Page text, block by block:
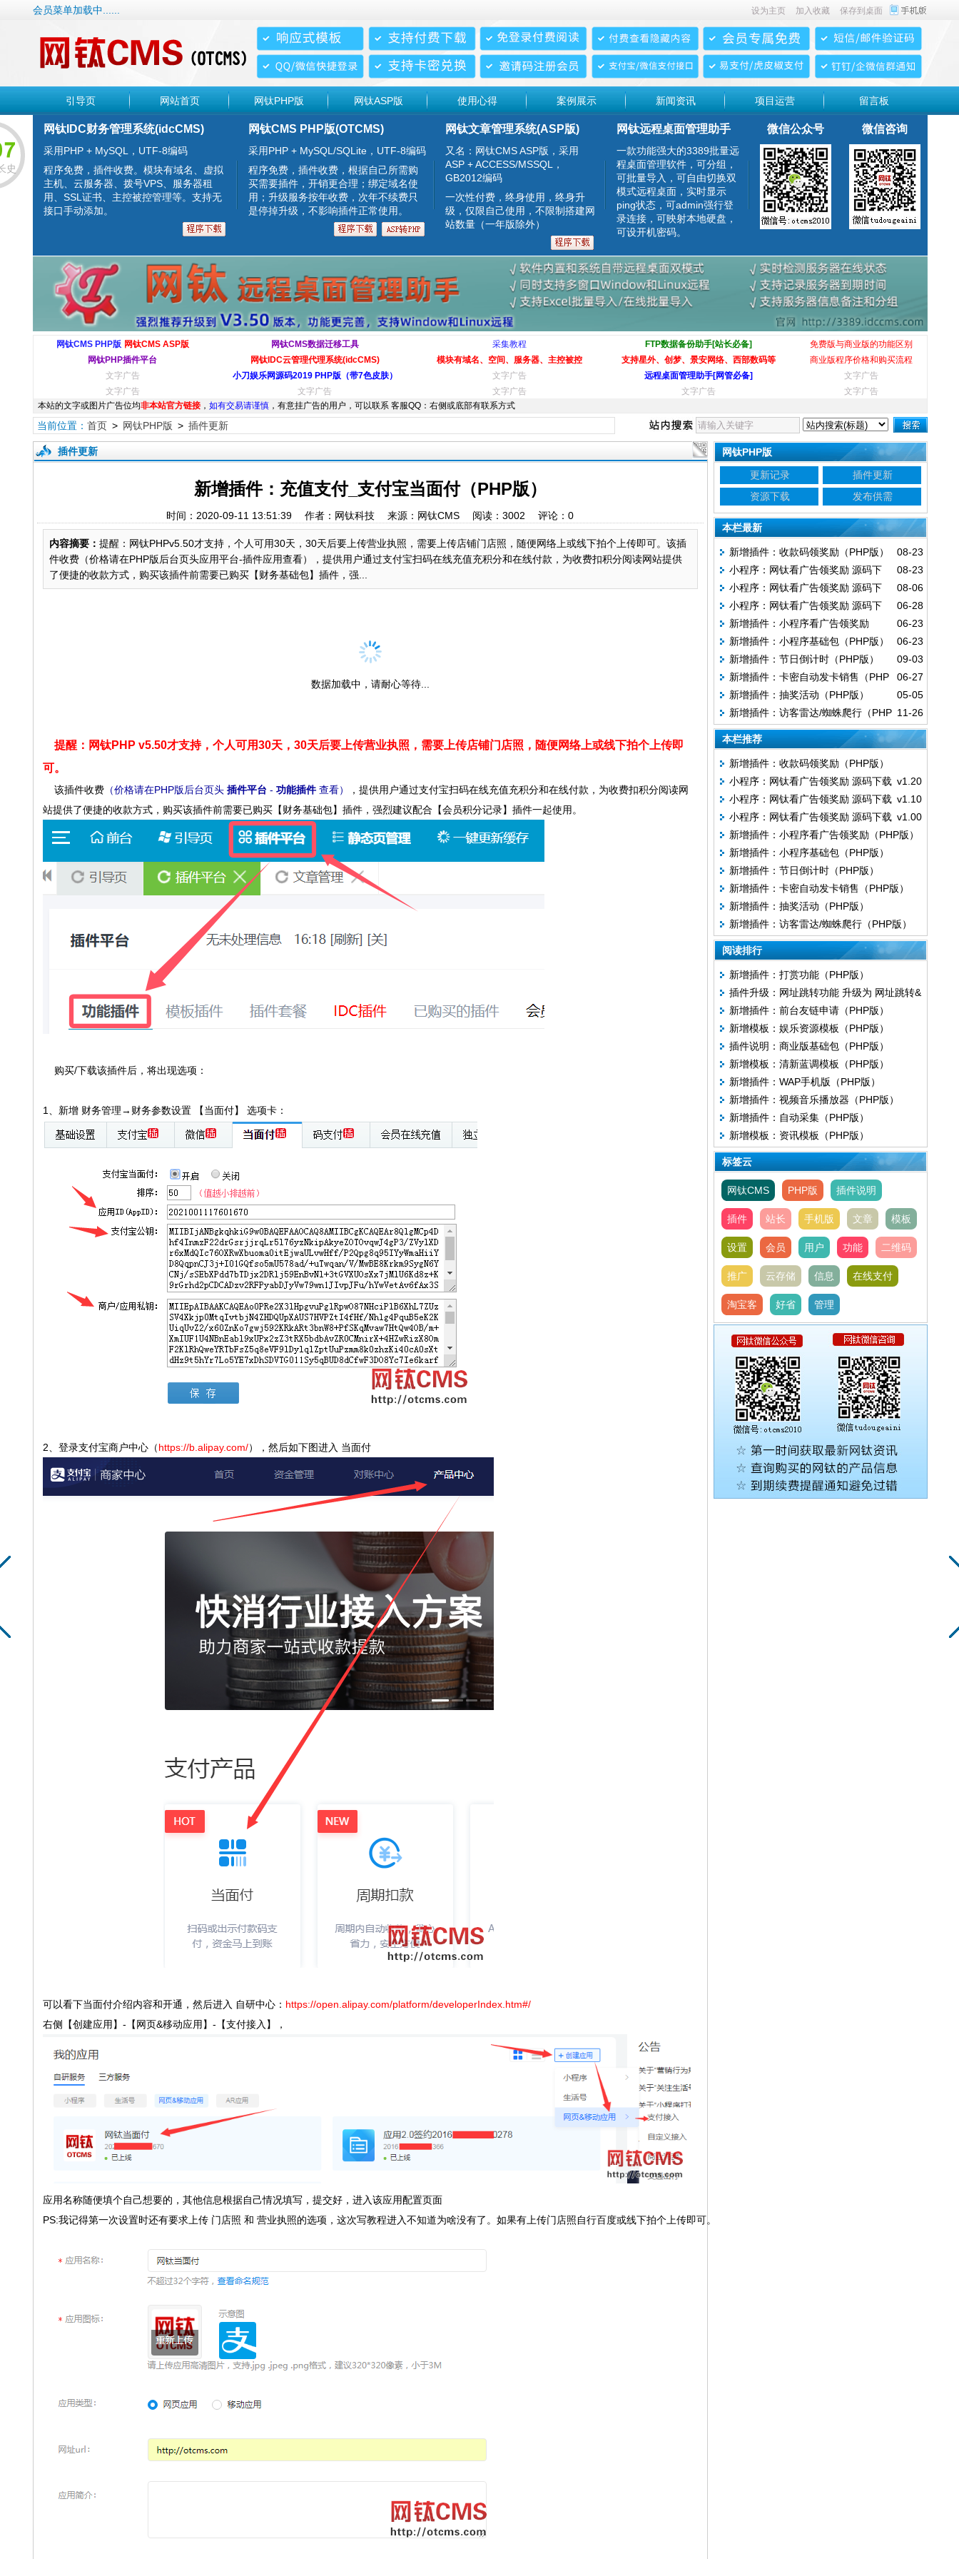
会员菜单加载中...... 设为主页 加入收藏 保存到桌面
引导页 网站首页 网钛PHP版 网钛ASP版 使用心得 案例展示 新闻资讯 项目运营 留言板
网钛IDC财务管理系统(idcCMS)
采用PHP + MySQL，UTF-8编码
程序免费，插件收费。模块有域名、虚拟
主机、云服务器、拨号VPS、服务器租
用、SSL证书、主控被控管理等。支持无
接口手动添加。
网钛CMS PHP版(OTCMS)
采用PHP + MySQL/SQLite，UTF-8编码
程序免费，插件收费，根据自己所需购
买需要插件，开销更合理；绑定域名使
用；升级服务按年收费，次年不续费只
是停掉升级，不影响插件正常使用。
网钛文章管理系统(ASP版)
又名：网钛CMS ASP版，采用
ASP + ACCESS/MSSQL，
GB2012编码
一次性付费，终身使用，终身升
级，仅限自己使用，不限制搭建网
站数量（一年版除外）
网钛远程桌面管理助手
一款功能强大的3389批量远
程桌面管理软件，可分组，
可批量导入，可自由切换双
模式远程桌面，实时显示
ping状态，可admin强行登
录连接，可映射本地硬盘，
可设开机密码。
微信公众号 微信咨询
网钛CMS PHP版 网钛CMS ASP版 网钛CMS数据迁移工具 采集教程 FTP数据备份助手[站长必备]
免费版与商业版的功能区别
网钛PHP插件平台
网钛IDC云管理代理系统(idcCMS) 模块有域名、空间、服务器、主控被控 支持星外、创梦、景安网络、西部数码等
商业版程序价格和购买流程
文字广告
小刀娱乐网源码2019 PHP版（带7色皮肤） 文字广告 远程桌面管理助手[网管必备]
文字广告
文字广告
文字广告 文字广告 文字广告
文字广告
本站的文字或图片广告位均非本站官方链接， 如有交易请谨慎，有意挂广告的用户，可以联系 客服QQ：右侧或底部有联系方式
当前位置： 首页> 网钛PHP版 > 插件更新
插件更新
新增插件：充值支付_支付宝当面付（PHP版）
时间：2020-09-11 13:51:39 作者：网钛科技 来源：网钛CMS 阅读： 3002 评论： 0
内容摘要： 提醒：网钛PHPv5.50才支持，个人可用30天，30天后要上传营业执照，需要上传店铺门店照，随便网络上或线下拍个上传即可。该插
件收费（价格请在PHP版后台页头应用平台-插件应用查看），提供用户通过支付宝扫码在线充值充积分和在线付款，为收费扣积分阅读网站提供
了便捷的收款方式，购买该插件前需要已购买【财务基础包】插件，强...
数据加载中，请耐心等待...
提醒：网钛PHP v5.50才支持，个人可用30天，30天后要上传营业执照，需要上传店铺门店照，随便网络上或线下拍个上传即
可 。
该插件收费（价格请在PHP版后台页头 插件平台 - 功能插件查看）
，提供用户通过支付宝扫码在线充值充积分和在线付款，为收费扣积分阅读网
站提供了便捷的收款方式，购买该插件前需要已购买【财务基础包】插件，强烈建议配合【会员积分记录】插件一起使用。
购买/下载该插件后，将出现选项：
1、新增 财务管理→财务参数设置 【当面付】 选项卡：
2、登录支付宝商户中心（https://b.alipay.com/），然后如下图进入 当面付
可以看下当面付介绍内容和开通，然后进入 自研中心： https://open.alipay.com/platform/developerIndex.htm#/
右侧【创建应用】-【网页&移动应用】-【支付接入】，
应用名称随便填个自己想要的，其他信息根据自己情况填写，提交好，进入该应用配置页面
PS:我记得第一次设置时还有要求上传 门店照 和 营业执照的选项，这次写教程进入不知道为啥没有了。如果有上传门店照自行百度或线下拍个上传即可。
网钛PHP版
更新记录
插件更新
资源下载
发布供需
本栏最新
08-23
新增插件：收款码领奖励（PHP版）
08-23
小程序：网钛看广告领奖励 源码下
载 v1.20
08-06
小程序：网钛看广告领奖励 源码下
载 v1.10
06-28
小程序：网钛看广告领奖励 源码下
载 v1.00
06-23
新增插件：小程序看广告领奖励
（PHP版）
06-23
新增插件：小程序基础包（PHP版）
09-03
新增插件：节日倒计时（PHP版）
06-27
新增插件：卡密自动发卡销售（PHP
版）
05-05
新增插件：抽奖活动（PHP版）
11-26
新增插件：访客雷达/蜘蛛爬行（PHP
版）
本栏推荐
新增插件：收款码领奖励（PHP版）
小程序：网钛看广告领奖励 源码下载 v1.20
小程序：网钛看广告领奖励 源码下载 v1.10
小程序：网钛看广告领奖励 源码下载 v1.00
新增插件：小程序看广告领奖励（PHP版）
新增插件：小程序基础包（PHP版）
新增插件：节日倒计时（PHP版）
新增插件：卡密自动发卡销售（PHP版）
新增插件：抽奖活动（PHP版）
新增插件：访客雷达/蜘蛛爬行（PHP版）
阅读排行
新增插件：打赏功能（PHP版）
插件升级：网址跳转功能 升级为 网址跳转&
聚合二维码
新增插件：前台友链申请（PHP版）
新增模板：娱乐资源模板（PHP版）
插件说明：商业版基础包（PHP版）
新增模板：清新蓝调模板（PHP版）
新增插件：WAP手机版（PHP版）
新增插件：视频音乐播放器（PHP版）
新增插件：自动采集（PHP版）
新增模板：资讯模板（PHP版）
标签云
网钛CMS PHP版 插件说明
插件 站长 手机版 文章 模板
设置 会员 用户 功能 二维码
推广 云存储 信息 在线支付
淘宝客 好省 管理
史